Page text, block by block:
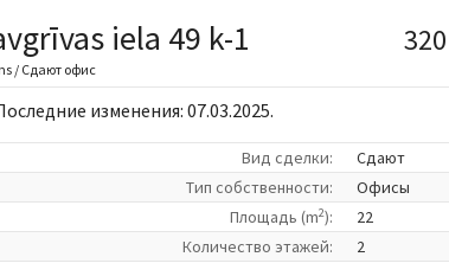
iela 49 k-1 320
/ Сдают офис
изменения: 07.03.2025.
Вид сделки:
Сдают
Tип собственности:
Офисы
Площадь (m2):
22
Количество этажей:
2